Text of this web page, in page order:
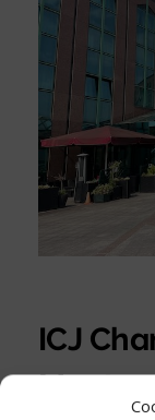
ICJ
Montag